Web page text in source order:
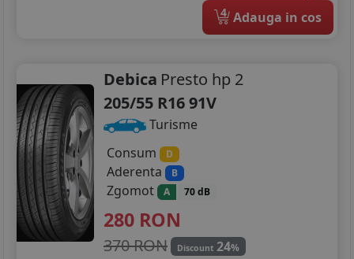
4 Adauga in cos
Debica Presto hp 2
205/55 R16 91V
Turisme
Consum
D
Aderenta B
Zgomot A 70 dB
280 RON
370 RON Discount 24%